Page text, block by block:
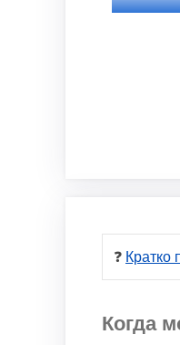
❓ Кратко
Когда